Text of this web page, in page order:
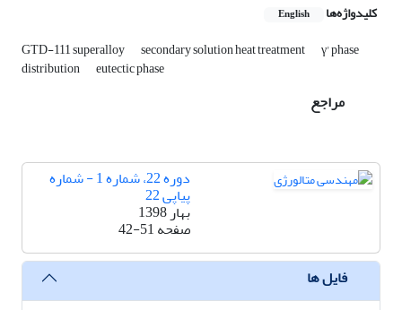
کلیدواژه‌ها English
GTD-111 superalloy secondary solution heat treatment γ' phase
distribution eutectic phase
مراجع
دوره 22، شماره 1 - شماره
پیاپی 22
بهار 1398
صفحه42-51
فایل ها